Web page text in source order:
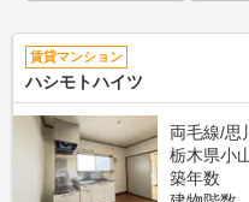
賃貸マンション
ハシモトハイツ
両毛線/思
栃木県小
築年数